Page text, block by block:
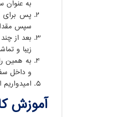
به عنوان
پس برای
سپس
بعد از
زیبا و
به همین
و داخل
آموزش